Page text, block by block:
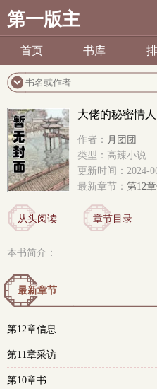
第一版主
首页 书库
大佬的秘密情人
作者： 月团团
类型：高辣小说
更新时间：2024-
最新章节： 第12
从头阅读 章节目录
本书简介：
最新章节
第12章信息
第11章采访
第10章书